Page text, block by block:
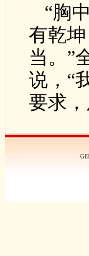
“胸
有乾
当。”
说，“
要求